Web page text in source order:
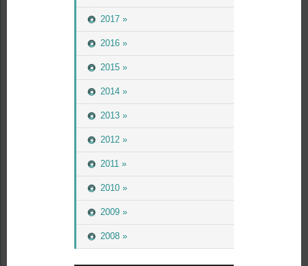
2017 »
2016 »
2015 »
2014 »
2013 »
2012 »
2011 »
2010 »
2009 »
2008 »